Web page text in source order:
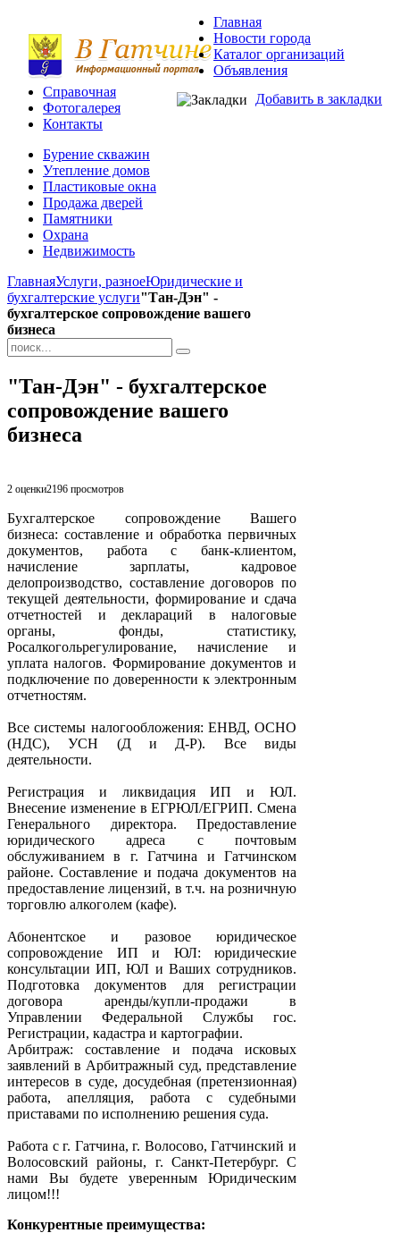
Добавить в закладки
Главная
Новости города
Каталог организаций
Объявления
Справочная
Фотогалерея
Контакты
Бурение скважин
Утепление домов
Пластиковые окна
Продажа дверей
Памятники
Охрана
Недвижимость
ГлавнаяУслуги, разноеЮридические и
бухгалтерские услуги"Тан-Дэн" -
бухгалтерское сопровождение вашего
бизнеса
"Тан-Дэн" - бухгалтерское
сопровождение вашего
бизнеса
2 оценки2196 просмотров
Бухгалтерское сопровождение Вашего
бизнеса: составление и обработка первичных
документов, работа с банк-клиентом,
начисление зарплаты, кадровое
делопроизводство, составление договоров по
текущей деятельности, формирование и сдача
отчетностей и деклараций в налоговые
органы, фонды, статистику,
Росалкогольрегулирование, начисление и
уплата налогов. Формирование документов и
подключение по доверенности к электронным
отчетностям.
Все системы налогообложения: ЕНВД, ОСНО
(НДС), УСН (Д и Д-Р). Все виды
деятельности.
Регистрация и ликвидация ИП и ЮЛ.
Внесение изменение в ЕГРЮЛ/ЕГРИП. Смена
Генерального директора. Предоставление
юридического адреса с почтовым
обслуживанием в г. Гатчина и Гатчинском
районе. Составление и подача документов на
предоставление лицензий, в т.ч. на розничную
торговлю алкоголем (кафе).
Абонентское и разовое юридическое
сопровождение ИП и ЮЛ: юридические
консультации ИП, ЮЛ и Ваших сотрудников.
Подготовка документов для регистрации
договора аренды/купли-продажи в
Управлении Федеральной Службы гос.
Регистрации, кадастра и картографии.
Арбитраж: составление и подача исковых
заявлений в Арбитражный суд, представление
интересов в суде, досудебная (претензионная)
работа, апелляция, работа с судебными
приставами по исполнению решения суда.
Работа с г. Гатчина, г. Волосово, Гатчинский и
Волосовский районы, г. Санкт-Петербург. С
нами Вы будете уверенным Юридическим
лицом!!!
Конкурентные преимущества: